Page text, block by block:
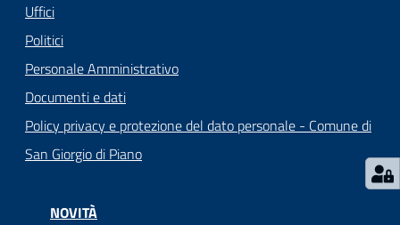
Tutti
gli
argomenti...
Seguici
Uffici
Politici
Personale Amministrativo
Documenti e dati
Policy privacy e protezione del dato personale - Comune di
San Giorgio di Piano
NOVITÀ